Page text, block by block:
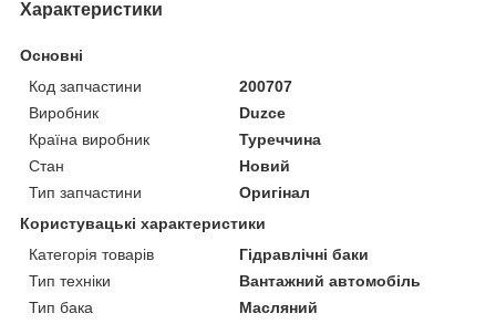
Характеристики
Основні
Код запчастини
200707
Виробник
Duzce
Країна виробник
Туреччина
Стан
Новий
Тип запчастини
Оригінал
Користувацькі характеристики
Категорія товарів
Гідравлічні баки
Тип техніки
Вантажний автомобіль
Тип бака
Масляний